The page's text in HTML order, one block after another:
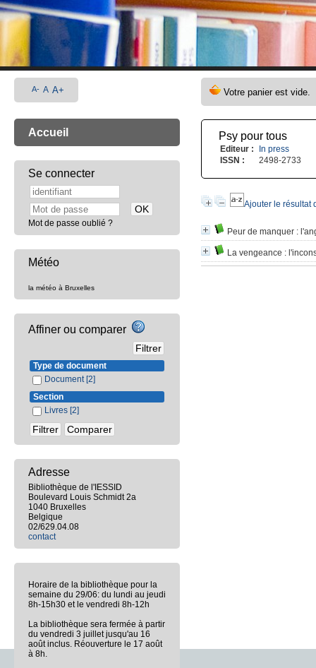
Psy pour tous
Editeur :
In press
ISSN :
2498-2733
Ajouter le résultat
Peur de manquer :
La vengeance :
A- A A+
Accueil
Se connecter
Mot de passe oublié ?
Météo
la météo à Bruxelles
Affiner ou comparer
Type de document
Document [2]
Section
Livres [2]
Adresse
Bibliothèque de l'IESSID
Boulevard Louis Schmidt 2a
1040 Bruxelles
Belgique
02/629.04.08
contact
Horaire de la bibliothèque pour la
semaine du 29/06: du lundi au jeudi
8h-15h30 et le vendredi 8h-12h
La bibliothèque sera fermée à partir
du vendredi 3 juillet jusqu'au 16
août inclus. Réouverture le 17 août
à 8h.